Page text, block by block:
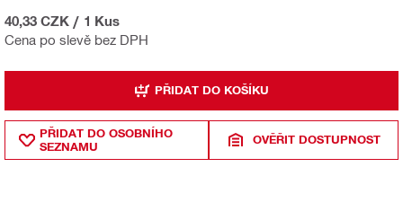
Cena po slevě bez DPH
40,33 CZK / 1 Kus
PŘIDAT DO KOŠÍKU
PŘIDAT DO OSOBNÍHO
SEZNAMU
OVĚŘIT DOSTUPNOST